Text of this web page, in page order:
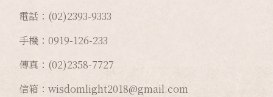
電話：(02)2393-9333
手機：0919-126-233
傳真：(02)2358-7727
信箱：wisdomlight2018@gmail.com